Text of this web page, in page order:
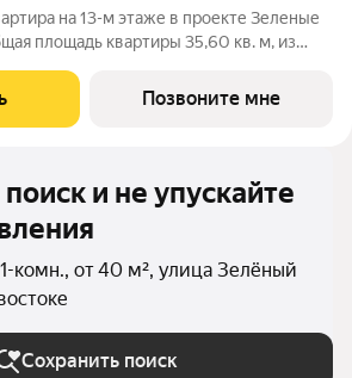
на 13-м этаже в проекте Зеленые
площадь квартиры 35,60 кв. м, из
квартиры - 627. Преимущества
Позвоните мне
и не упускайте
комн., от 40 м², улица Зелёный
Сохранить поиск